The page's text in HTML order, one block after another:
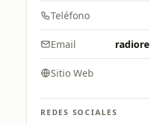
Teléfono
Email
Sitio Web
REDES SOCIALES